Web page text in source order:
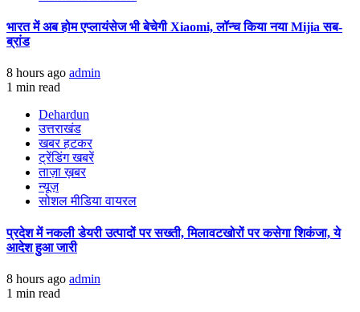
भारत में अब होम एप्लायंसेज भी बेचेगी Xiaomi, लॉन्च किया नया Mijia सब-
ब्रांड
8 hours ago admin
1 min read
Dehardun
उत्तराखंड
खबर हटकर
ट्रेंडिंग खबरें
ताज़ा ख़बर
न्यूज़
सोशल मीडिया वायरल
प्रदेश में नकली डेयरी उत्पादों पर सख्ती, मिलावटखोरों पर कसेगा शिकंजा, ये
आदेश हुआ जारी
8 hours ago admin
1 min read